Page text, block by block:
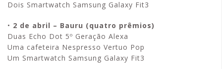
Dois Smartwatch Samsung Galaxy Fit3
• 2 de abril – Bauru (quatro prêmios)
Duas Echo Dot 5º Geração Alexa
Uma cafeteira Nespresso Vertuo Pop
Um Smartwatch Samsung Galaxy Fit3